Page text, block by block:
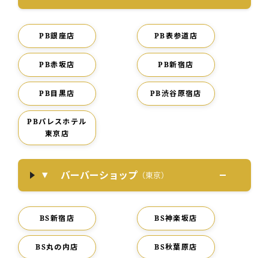
PB銀座店 PB表参道店
PB赤坂店 PB新宿店
PB目黒店 PB渋谷原宿店
PBパレスホテル
東京店
バーバーショップ（東京）
BS新宿店 BS神楽坂店
BS丸の内店 BS秋葉原店